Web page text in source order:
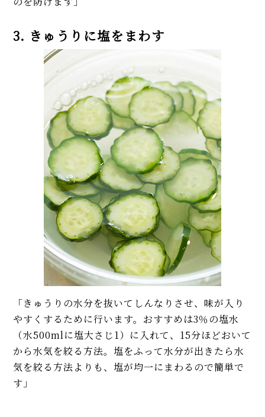
3. きゅうりに塩をまわす
「きゅうりの水分を抜いてしんなりさせ、味が入り
やすくするために行います。おすすめは3％の塩水
（水500mlに塩大さじ1）に入れて、15分ほどおいて
から水気を絞る方法。塩をふって水分が出きたら水
気を絞る方法よりも、塩が均一にまわるので簡単で
す」